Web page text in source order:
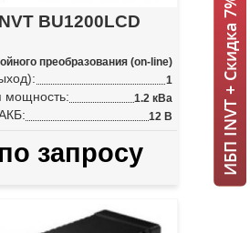
BU1200LCD
преобразования (on-line)
1
мощность: 1.2 кВа
12 В
по запросу